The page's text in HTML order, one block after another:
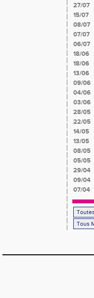
27/07
15/07
08/07
07/07
06/07
18/06
18/06
13/06
09/06
04/06
03/06
28/05
22/05
14/05
13/05
08/05
05/05
29/04
09/04
07/04